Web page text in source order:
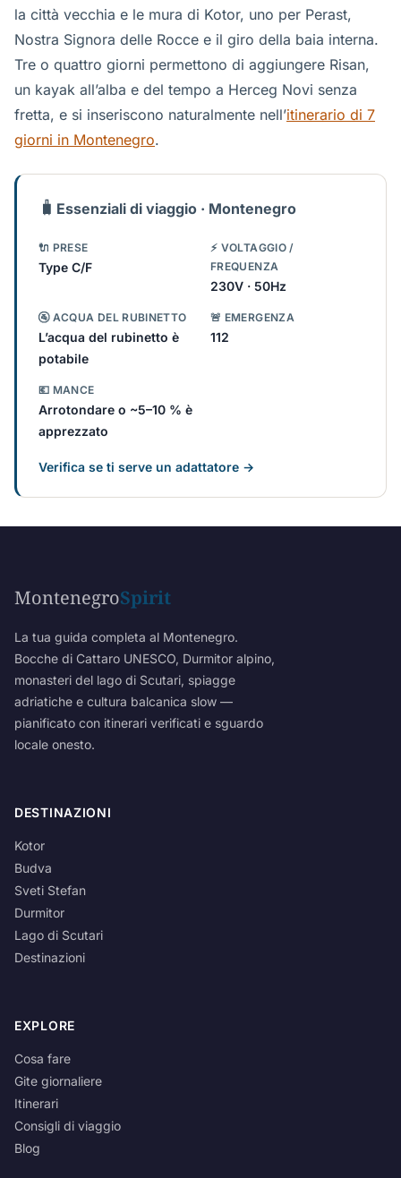
la città vecchia e le mura di Kotor, uno per Perast,
Nostra Signora delle Rocce e il giro della baia interna.
Tre o quattro giorni permettono di aggiungere Risan,
un kayak all’alba e del tempo a Herceg Novi senza
fretta, e si inseriscono naturalmente nell’itinerario di 7
giorni in Montenegro.
🧳 Essenziali di viaggio · Montenegro
🔌 PRESE
Type C/F
⚡ VOLTAGGIO /
FREQUENZA
230V · 50Hz
🚰 ACQUA DEL RUBINETTO
L’acqua del rubinetto è
potabile
🚨 EMERGENZA
112
💶 MANCE
Arrotondare o ~5–10 % è
apprezzato
Verifica se ti serve un adattatore →
MontenegroSpirit
La tua guida completa al Montenegro.
Bocche di Cattaro UNESCO, Durmitor alpino,
monasteri del lago di Scutari, spiagge
adriatiche e cultura balcanica slow —
pianificato con itinerari verificati e sguardo
locale onesto.
DESTINAZIONI
Kotor
Budva
Sveti Stefan
Durmitor
Lago di Scutari
Destinazioni
EXPLORE
Cosa fare
Gite giornaliere
Itinerari
Consigli di viaggio
Blog